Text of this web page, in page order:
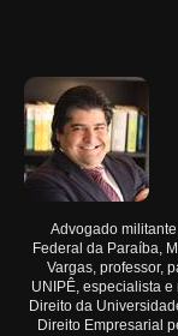
Advogado
Federal da Paraíba,
Vargas, professor,
UNIPÊ, especialista
Direito da
Direito Empresarial